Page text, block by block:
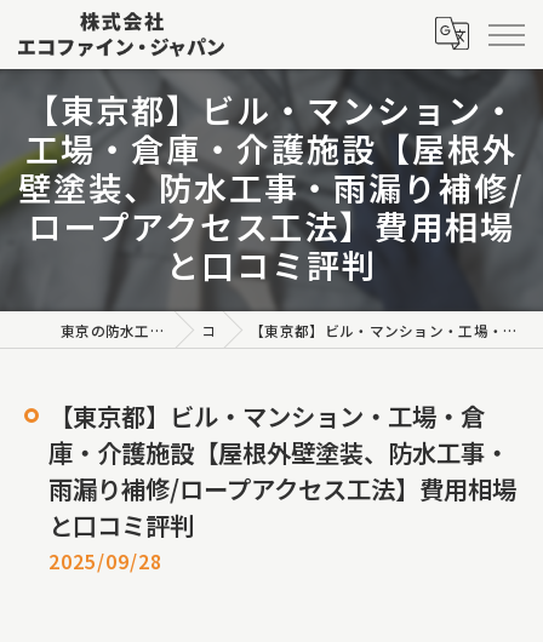
【東京都】ビル・マンション・
工場・倉庫・介護施設【屋根外
壁塗装、防水工事・雨漏り補修/
ロープアクセス工法】費用相場
と口コミ評判
東京の防水工事なら株式会社エコファイン・ジャパン コラム 【東京都】ビル・マンション・工場・倉庫・介護施設【屋根外壁塗装、防水工事・雨漏り補修/ロープアクセス工法】費用相場と口コミ評判
【東京都】ビル・マンション・工場・倉
庫・介護施設【屋根外壁塗装、防水工事・
雨漏り補修/ロープアクセス工法】費用相場
と口コミ評判
2025/09/28